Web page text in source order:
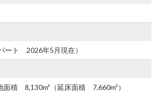
ート 2026年5月現在）
積 8,130m²（延床面積 7,660m²）